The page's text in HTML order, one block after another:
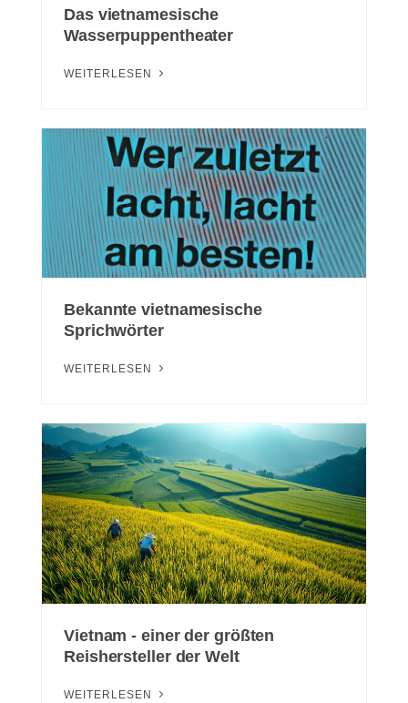
Das vietnamesische
Wasserpuppentheater
WEITERLESEN
Bekannte vietnamesische
Sprichwörter
WEITERLESEN
Vietnam - einer der größten
Reishersteller der Welt
WEITERLESEN